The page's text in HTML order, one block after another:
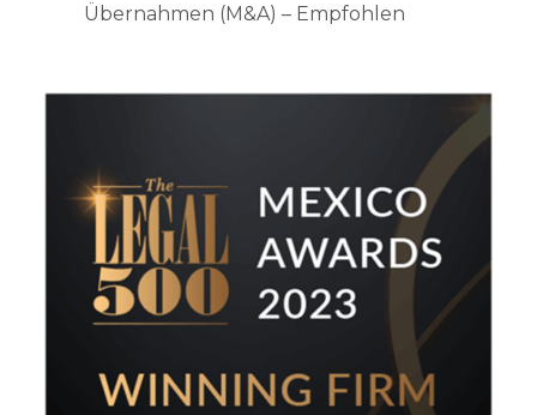
Übernahmen (M&A) – Empfohlen